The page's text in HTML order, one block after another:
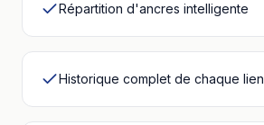
Répartition d'ancres intelligente
Historique complet de chaque lien